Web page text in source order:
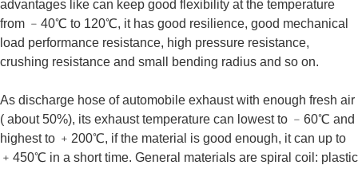
advantages like can keep good flexibility at the temperature
from ﹣40℃ to 120℃, it has good resilience, good mechanical
load performance resistance, high pressure resistance,
crushing resistance and small bending radius and so on.
As discharge hose of automobile exhaust with enough fresh air
( about 50%), its exhaust temperature can lowest to ﹣60℃ and
highest to ﹢200℃, if the material is good enough, it can up to
﹢450℃ in a short time. General materials are spiral coil: plastic